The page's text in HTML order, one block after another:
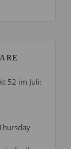
52 im Juli: